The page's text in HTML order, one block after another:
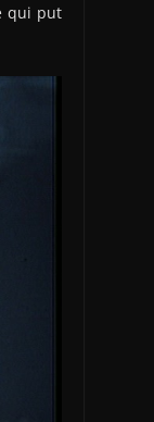
qui put